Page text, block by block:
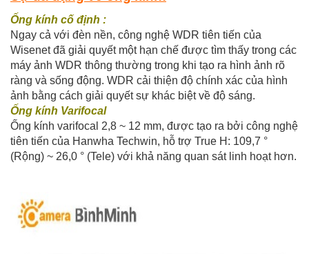
Ống kính cố định :
Ngay cả với đèn nền, công nghệ WDR tiên tiến của
Wisenet đã giải quyết một hạn chế được tìm thấy trong các
máy ảnh WDR thông thường trong khi tạo ra hình ảnh rõ
ràng và sống động. WDR cải thiện độ chính xác của hình
ảnh bằng cách giải quyết sự khác biệt về độ sáng.
Ống kính Varifocal
Ống kính varifocal 2,8 ~ 12 mm, được tạo ra bởi công nghệ
tiên tiến của Hanwha Techwin, hỗ trợ True H: 109,7 °
(Rộng) ~ 26,0 ° (Tele) với khả năng quan sát linh hoạt hơn.